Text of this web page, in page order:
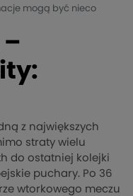
mogą być nieco
–
z największych
straty wielu
do ostatniej kolejki
puchary. Po 36
wtorkowego meczu